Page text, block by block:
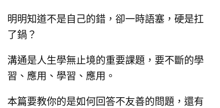
明明知道不是自己的錯，卻一時語塞，硬是扛
了鍋？
溝通是人生學無止境的重要課題，要不斷的學
習、應用、學習、應用。
本篇要教你的是如何回答不友善的問題，還有